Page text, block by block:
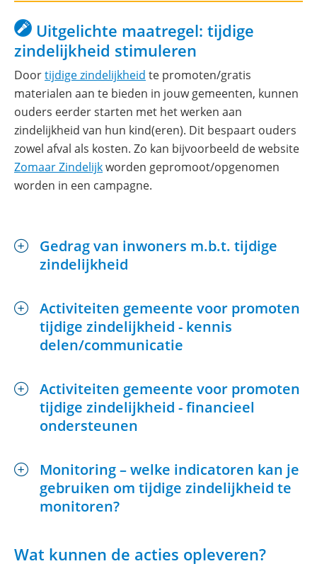
Uitgelichte maatregel: tijdige
zindelijkheid stimuleren
Doortijdige zindelijkheid (opent
in
nieuw
venster)
te promoten/gratis
materialen aan te bieden in jouw gemeenten, kunnen
ouders eerder starten met het werken aan
zindelijkheid van hun kind(eren). Dit bespaart ouders
zowel afval als kosten. Zo kan bijvoorbeeld de website
Zomaar Zindelijk(opent
in
worden gepromoot/opgenomen
worden in een campagne.
Gedrag van inwoners m.b.t. tijdige
zindelijkheid
Activiteiten gemeente voor promoten
tijdige zindelijkheid - kennis
delen/communicatie
Activiteiten gemeente voor promoten
tijdige zindelijkheid - financieel
ondersteunen
Monitoring – welke indicatoren kan je
gebruiken om tijdige zindelijkheid te
monitoren?Uitklappen
Wat kunnen de acties opleveren?